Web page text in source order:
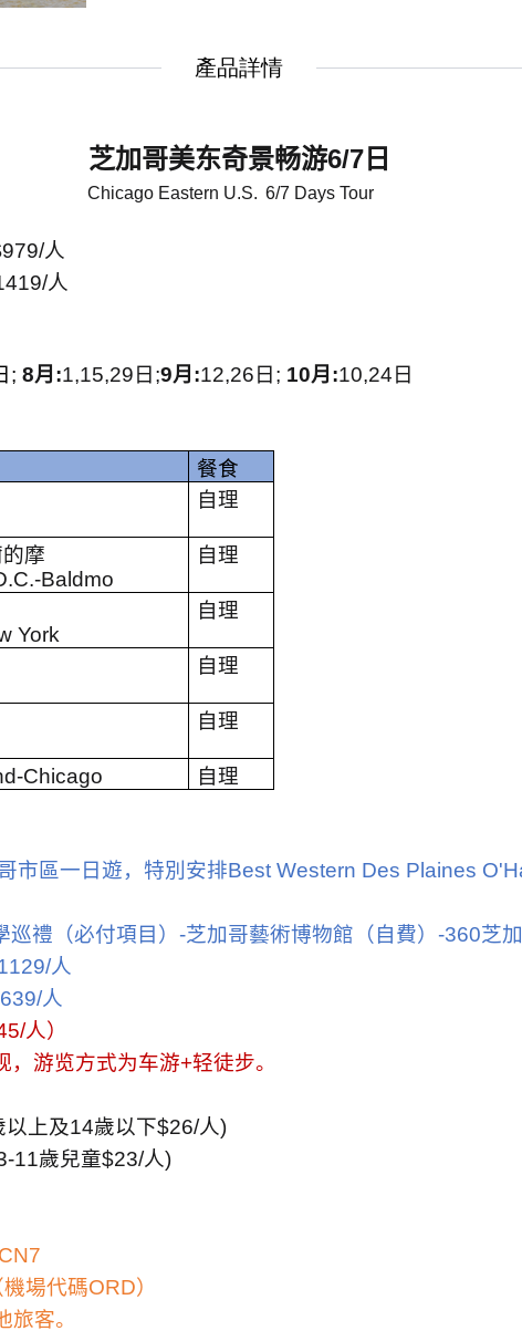
產品詳情
芝加哥美东奇景畅游6/7日
Chicago Eastern U.S. 6/7 Days Tour
人
人
; 8月 :1,15,29 日 ;9月 :12,26 日 ; 10月 :10,24 日
餐食
自理
摩
Baldmo
自理
York
自理
自理
自理
Chicago 自理
市區一日遊，特別安排Best Western Des Plaines
禮（必付項目） -芝加哥藝術博物館（自費） -360芝
人
人
人）
，游览方式为车游+轻徒步。
以上及14歲以下$26/人)
11歲兒童$23/人)
場代碼ORD）
旅客。